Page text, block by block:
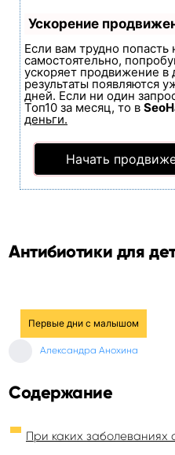
Ускорение
Если вам трудно
самостоятельно,
ускоряет продвижение в
результаты появляются
дней. Если ни один
Топ10 за месяц, то в
деньги.
Начать
Антибиотики для
Первые дни с малышом
Александра Анохина
Содержание
При каких заболеваниях